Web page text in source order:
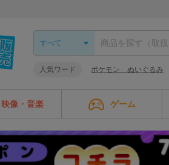
人気ワード ポケモン ぬいぐるみ
映像・音楽 ゲーム